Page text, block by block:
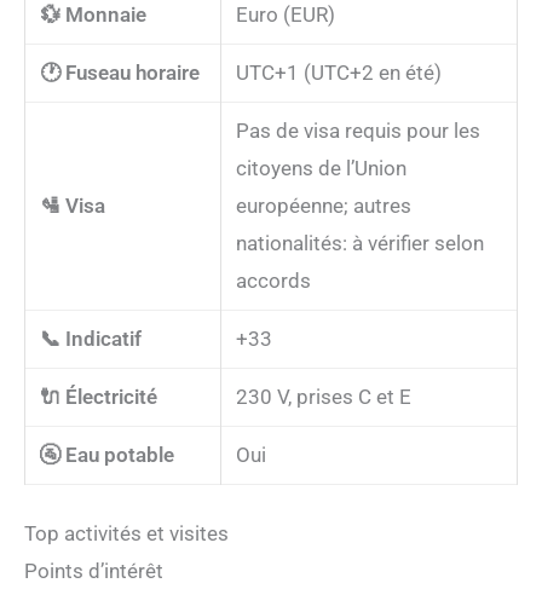
💱 Monnaie Euro (EUR)
🕐 Fuseau horaire UTC+1 (UTC+2 en été)
🛂 Visa
Pas de visa requis pour les
citoyens de l’Union
européenne; autres
nationalités: à vérifier selon
accords
📞 Indicatif +33
🔌 Électricité 230 V, prises C et E
🚰 Eau potable Oui
Top activités et visites
Points d’intérêt